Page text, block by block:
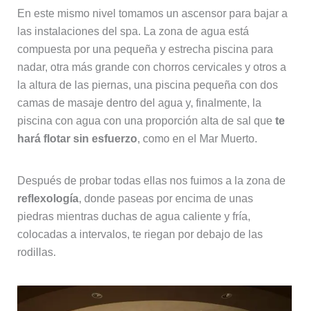
En este mismo nivel tomamos un ascensor para bajar a
las instalaciones del spa. La zona de agua está
compuesta por una pequeña y estrecha piscina para
nadar, otra más grande con chorros cervicales y otros a
la altura de las piernas, una piscina pequeña con dos
camas de masaje dentro del agua y, finalmente, la
piscina con agua con una proporción alta de sal que te
hará flotar sin esfuerzo, como en el Mar Muerto.
Después de probar todas ellas nos fuimos a la zona de
reflexología, donde paseas por encima de unas
piedras mientras duchas de agua caliente y fría,
colocadas a intervalos, te riegan por debajo de las
rodillas.